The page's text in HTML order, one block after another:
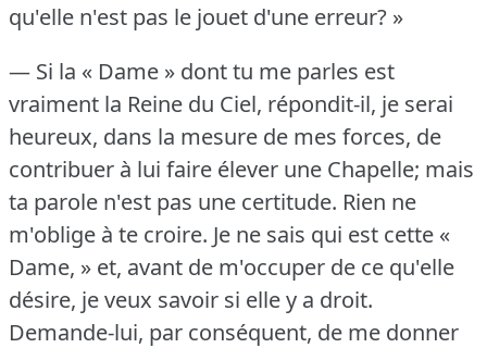
qu'elle n'est pas le jouet d'une erreur? »
— Si la « Dame » dont tu me parles est
vraiment la Reine du Ciel, répondit-il, je serai
heureux, dans la mesure de mes forces, de
contribuer à lui faire élever une Chapelle; mais
ta parole n'est pas une certitude. Rien ne
m'oblige à te croire. Je ne sais qui est cette «
Dame, » et, avant de m'occuper de ce qu'elle
désire, je veux savoir si elle y a droit.
Demande-lui, par conséquent, de me donner